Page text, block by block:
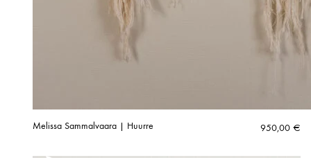
Melissa Sammalvaara | Huurre 950,00 €